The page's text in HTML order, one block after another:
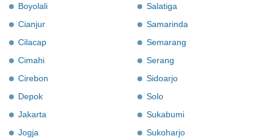
Boyolali
Cianjur
Cilacap
Cimahi
Cirebon
Depok
Jakarta
Jogja
Salatiga
Samarinda
Semarang
Serang
Sidoarjo
Solo
Sukabumi
Sukoharjo